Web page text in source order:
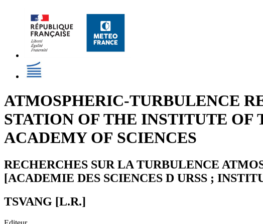
ATMOSPHERIC-TURBULENCE
STATION OF THE INSTITUTE OF
ACADEMY OF SCIENCES
RECHERCHES SUR LA TURBULENCE
[ACADEMIE DES SCIENCES D URSS ;
TSVANG [L.R.]